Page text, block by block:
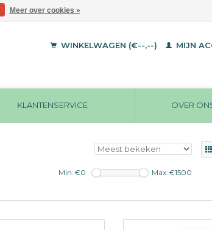
WINKELWAGEN (€--,--) MIJN
KLANTENSERVICE OVER
Min: €0 Max: €1500
Meer over cookies »